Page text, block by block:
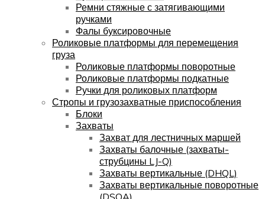
Ремни стяжные с затягивающими
ручками
Фалы буксировочные
Роликовые платформы для перемещения
груза
Роликовые платформы поворотные
Роликовые платформы подкатные
Ручки для роликовых платформ
Стропы и грузозахватные приспособления
Блоки
Захваты
Захват для лестничных маршей
Захваты балочные (захваты-
струбцины LJ-Q)
Захваты вертикальные (DHQL)
Захваты вертикальные поворотные
(DSQA)